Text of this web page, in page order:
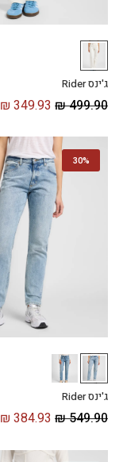
ג'ינס Rider
₪499.90
₪ 349.93
30%
ג'ינס Rider
₪549.90
₪ 384.93